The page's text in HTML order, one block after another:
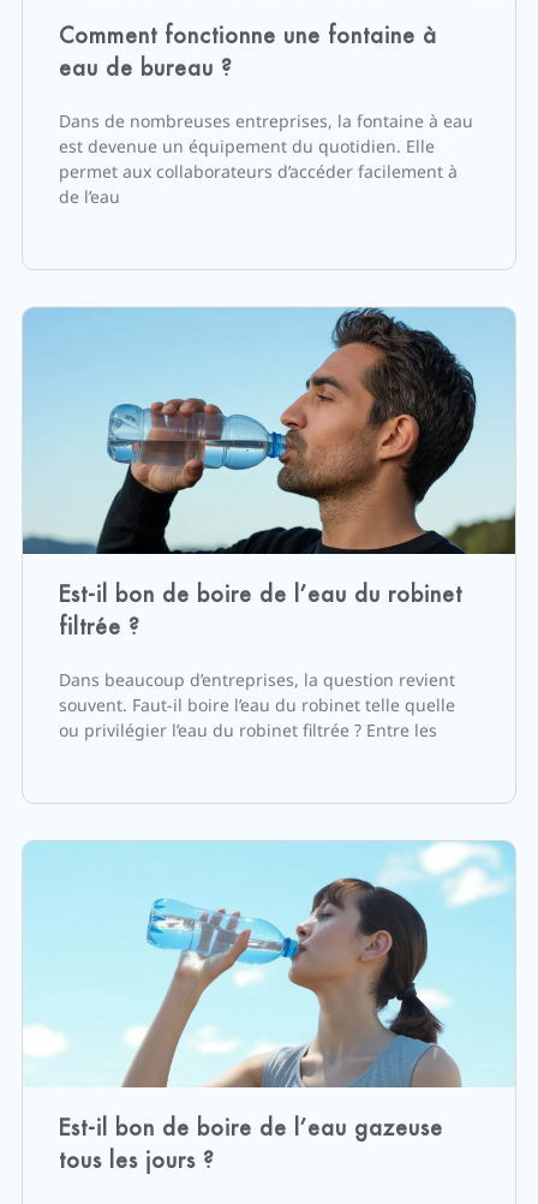
Comment fonctionne une fontaine à
eau de bureau ?
Dans de nombreuses entreprises, la fontaine à eau
est devenue un équipement du quotidien. Elle
permet aux collaborateurs d’accéder facilement à
de l’eau
Est-il bon de boire de l’eau du robinet
filtrée ?
Dans beaucoup d’entreprises, la question revient
souvent. Faut-il boire l’eau du robinet telle quelle
ou privilégier l’eau du robinet filtrée ? Entre les
Est-il bon de boire de l’eau gazeuse
tous les jours ?